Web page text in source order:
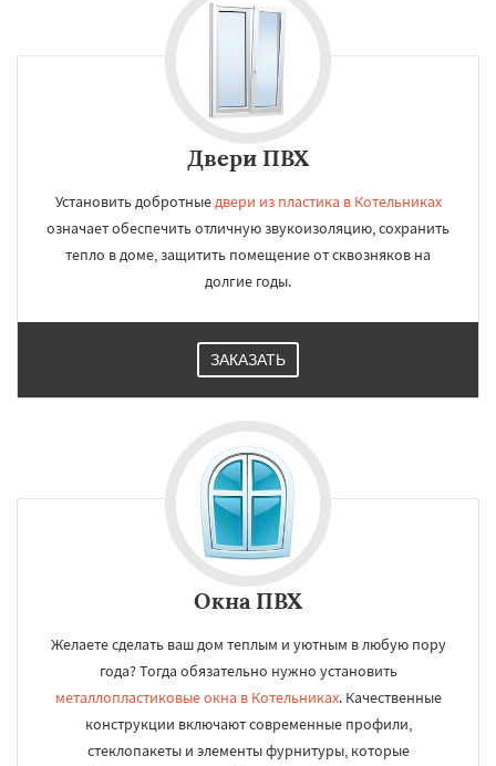
Двери ПВХ
Установить добротныедвери из пластика в Котельниках
означает обеспечить отличную звукоизоляцию, сохранить
тепло в доме, защитить помещение от сквозняков на
долгие годы.
ЗАКАЗАТЬ
Окна ПВХ
Желаете сделать ваш дом теплым и уютным в любую пору
года? Тогда обязательно нужно установить
металлопластиковые окна в Котельниках. Качественные
конструкции включают современные профили,
стеклопакеты и элементы фурнитуры, которые